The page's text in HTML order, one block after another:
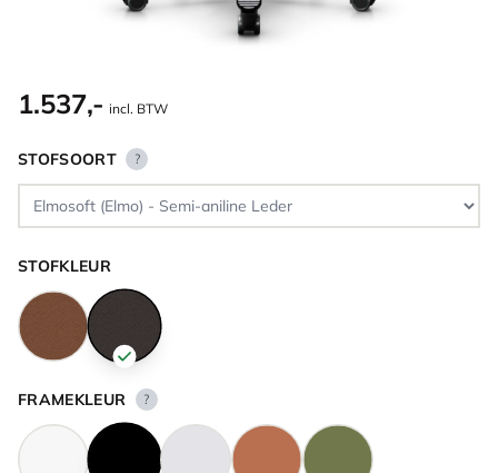
1.537,- incl. BTW
STOFSOORT ?
STOFKLEUR
FRAMEKLEUR ?